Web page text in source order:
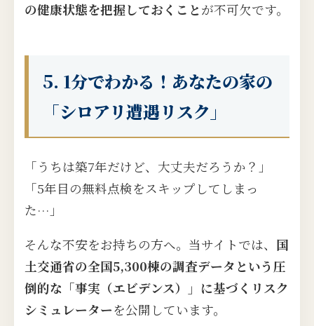
の健康状態を把握しておくことが不可欠です。
5. 1分でわかる！あなたの家の
「シロアリ遭遇リスク」
「うちは築7年だけど、大丈夫だろうか？」
「5年目の無料点検をスキップしてしまっ
た…」
そんな不安をお持ちの方へ。当サイトでは、 国
土交通省の全国5,300棟の調査データという圧
倒的な「事実（エビデンス）」に基づくリスク
シミュレーターを公開しています。